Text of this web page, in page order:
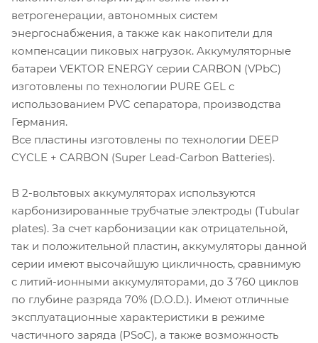
ветрогенерации, автономных систем
энергоснабжения, а также как накопители для
компенсации пиковых нагрузок. Аккумуляторные
батареи VEKTOR ENERGY серии CARBON (VPbC)
изготовлены по технологии PURE GEL с
использованием PVC сепаратора, производства
Германия.
Все пластины изготовлены по технологии DEEP
CYCLE + CARBON (Super Lead-Carbon Batteries).
В 2-вольтовых аккумуляторах используются
карбонизированные трубчатые электроды (Tubular
plates). За счет карбонизации как отрицательной,
так и положительной пластин, аккумуляторы данной
серии имеют высочайшую цикличность, сравнимую
с литий-ионными аккумуляторами, до 3 760 циклов
по глубине разряда 70% (D.O.D.). Имеют отличные
эксплуатационные характеристики в режиме
частичного заряда (PSoC), а также возможность